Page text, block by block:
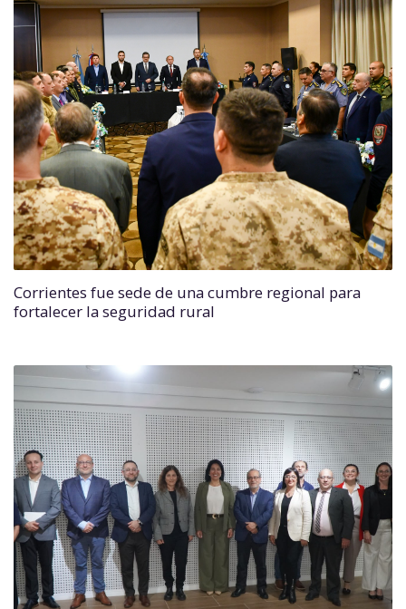
Corrientes fue sede de una cumbre regional para
fortalecer la seguridad rural